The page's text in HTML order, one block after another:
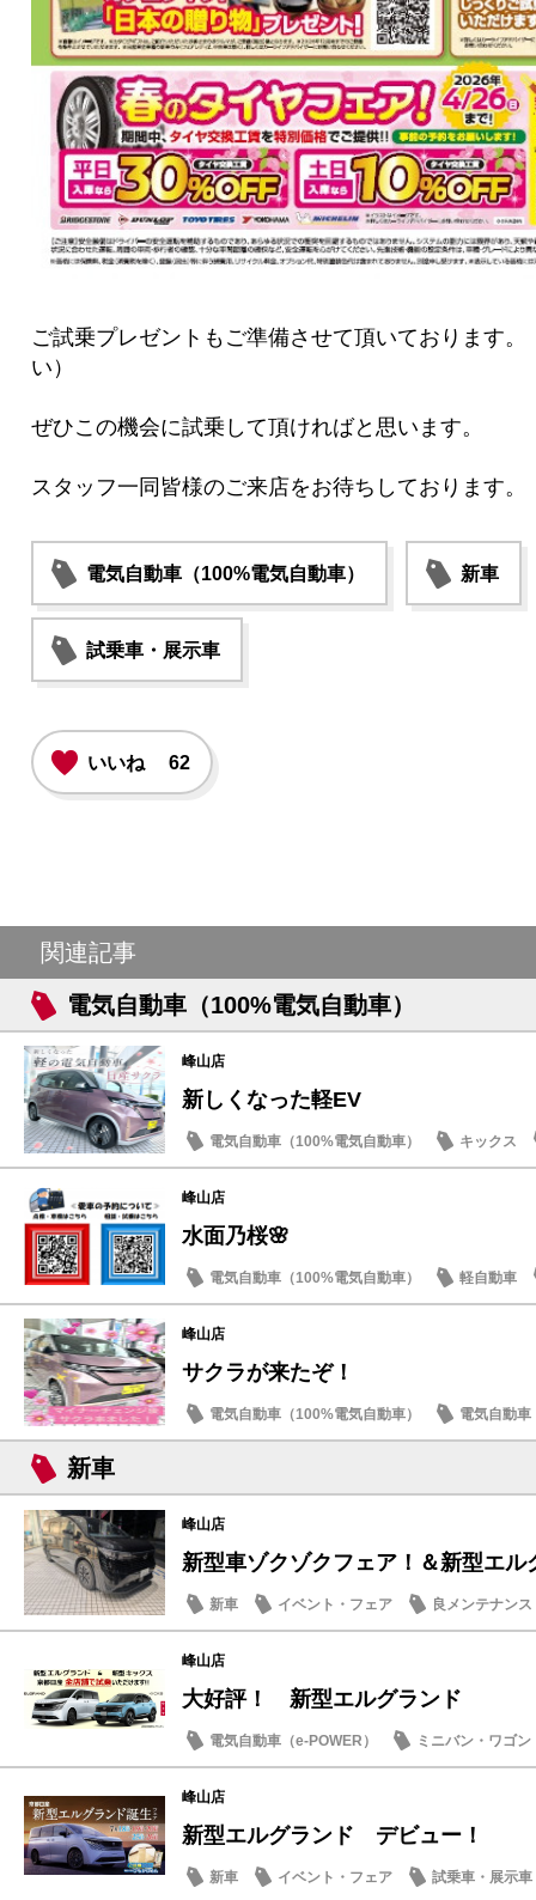
ご試乗プレゼントもご準備させて頂いております
い）
ぜひこの機会に試乗して頂ければと思います。
スタッフ一同皆様のご来店をお待ちしております。
電気自動車（100%電気自動車） 新車
試乗車・展示車
いいね 62
関連記事
電気自動車（100%電気自動車）
峰山店
新しくなった軽EV
電気自動車（100%電気自動車）
キックス
季節のメンテナンス
峰山店
水面乃桜🌸
電気自動車（100%電気自動車）
軽自動車
試乗車・展示車
峰山店
サクラが来たぞ！
電気自動車（100%電気自動車）
電気自動車
サクラ
試乗車・展示車
新車
峰山店
新型車ゾクゾクフェア！＆新型エル
新車 イベント・フェア 良メンテナンス
峰山店
大好評！ 新型エルグランド
電気自動車（e-POWER）
ミニバン・ワゴン
新車
峰山店
新型エルグランド デビュー！
新車 イベント・フェア 試乗車・展示車